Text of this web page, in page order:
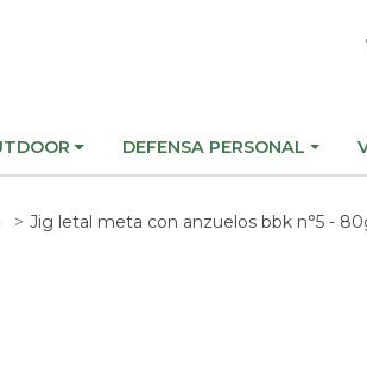
DEFENSA PERSONAL
Jig letal meta con anzuelos bbk n°5 -